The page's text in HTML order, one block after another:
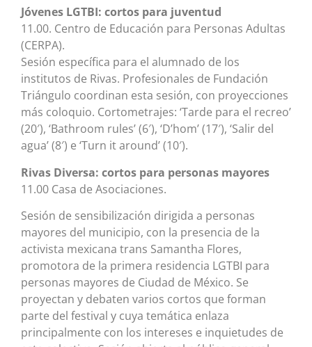
Jóvenes LGTBI: cortos para juventud
11.00. Centro de Educación para Personas Adultas
(CERPA).
Sesión específica para el alumnado de los
institutos de Rivas. Profesionales de Fundación
Triángulo coordinan esta sesión, con proyecciones
más coloquio. Cortometrajes: ‘Tarde para el recreo’
(20′), ‘Bathroom rules’ (6′), ‘D’hom’ (17′), ‘Salir del
agua’ (8′) e ‘Turn it around’ (10′).
Rivas Diversa: cortos para personas mayores
11.00 Casa de Asociaciones.
Sesión de sensibilización dirigida a personas
mayores del municipio, con la presencia de la
activista mexicana trans Samantha Flores,
promotora de la primera residencia LGTBI para
personas mayores de Ciudad de México. Se
proyectan y debaten varios cortos que forman
parte del festival y cuya temática enlaza
principalmente con los intereses e inquietudes de